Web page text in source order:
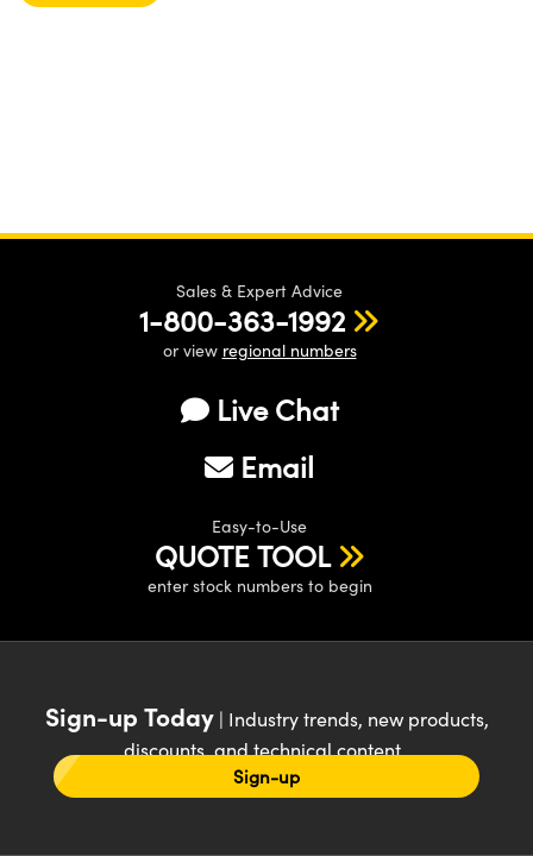
Sales & Expert Advice
1-800-363-1992
or view regional numbers
Live Chat
Email
Easy-to-Use
QUOTE TOOL
enter stock numbers to begin
Sign-up Today| Industry trends, new products,
discounts, and technical content
Sign-up